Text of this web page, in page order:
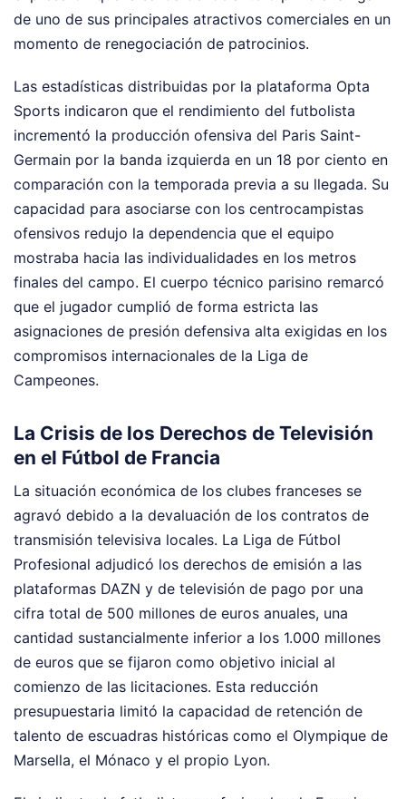
de uno de sus principales atractivos comerciales en un
momento de renegociación de patrocinios.
Las estadísticas distribuidas por la plataforma Opta
Sports indicaron que el rendimiento del futbolista
incrementó la producción ofensiva del Paris Saint-
Germain por la banda izquierda en un 18 por ciento en
comparación con la temporada previa a su llegada. Su
capacidad para asociarse con los centrocampistas
ofensivos redujo la dependencia que el equipo
mostraba hacia las individualidades en los metros
finales del campo. El cuerpo técnico parisino remarcó
que el jugador cumplió de forma estricta las
asignaciones de presión defensiva alta exigidas en los
compromisos internacionales de la Liga de
Campeones.
La Crisis de los Derechos de Televisión
en el Fútbol de Francia
La situación económica de los clubes franceses se
agravó debido a la devaluación de los contratos de
transmisión televisiva locales. La Liga de Fútbol
Profesional adjudicó los derechos de emisión a las
plataformas DAZN y de televisión de pago por una
cifra total de 500 millones de euros anuales, una
cantidad sustancialmente inferior a los 1.000 millones
de euros que se fijaron como objetivo inicial al
comienzo de las licitaciones. Esta reducción
presupuestaria limitó la capacidad de retención de
talento de escuadras históricas como el Olympique de
Marsella, el Mónaco y el propio Lyon.